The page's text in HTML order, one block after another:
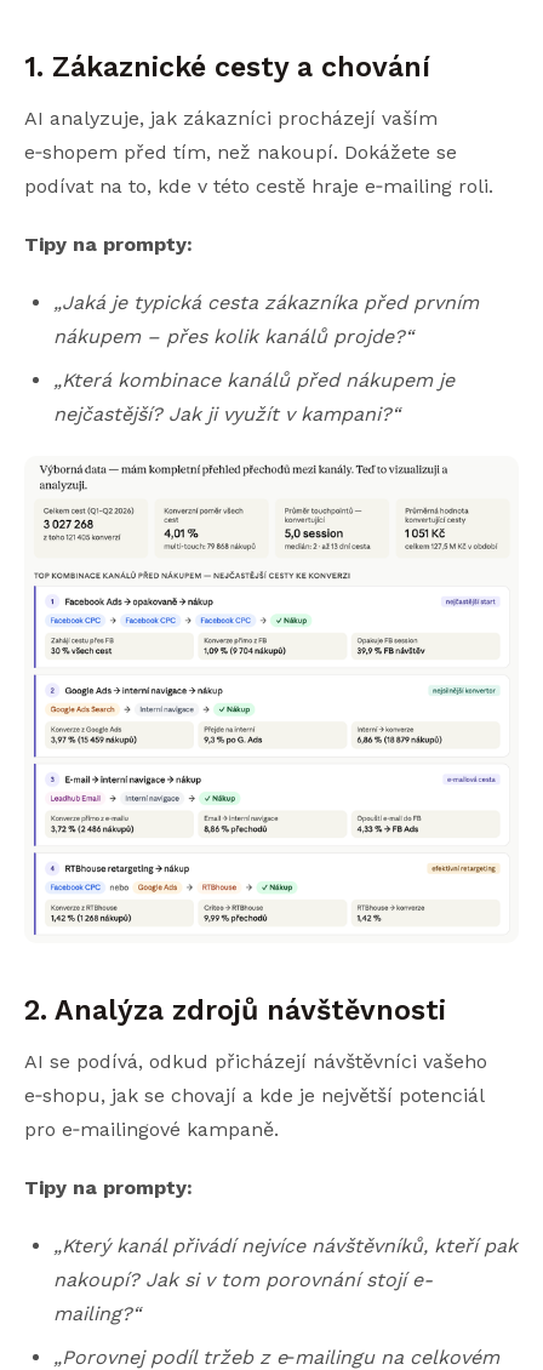
1. Zákaznické cesty a chování
AI analyzuje, jak zákazníci procházejí vaším
e‑shopem před tím, než nakoupí. Dokážete se
podívat na to, kde v této cestě hraje e‑mailing roli.
Tipy na prompty:
„Jaká je typická cesta zákazníka před prvním
nákupem – přes kolik kanálů projde?“
„Která kombinace kanálů před nákupem je
nejčastější? Jak ji využít v kampani?“
2. Analýza zdrojů návštěvnosti
AI se podívá, odkud přicházejí návštěvníci vašeho
e‑shopu, jak se chovají a kde je největší potenciál
pro e‑mailingové kampaně.
Tipy na prompty:
„Který kanál přivádí nejvíce návštěvníků, kteří pak
nakoupí? Jak si v tom porovnání stojí e-
mailing?“
„Porovnej podíl tržeb z e‑mailingu na celkovém